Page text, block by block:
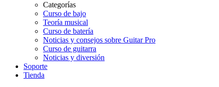
Categorías
Curso de bajo
Teoría musical
Curso de batería
Noticias y consejos sobre Guitar Pro
Curso de guitarra
Noticias y diversión
Soporte
Tienda